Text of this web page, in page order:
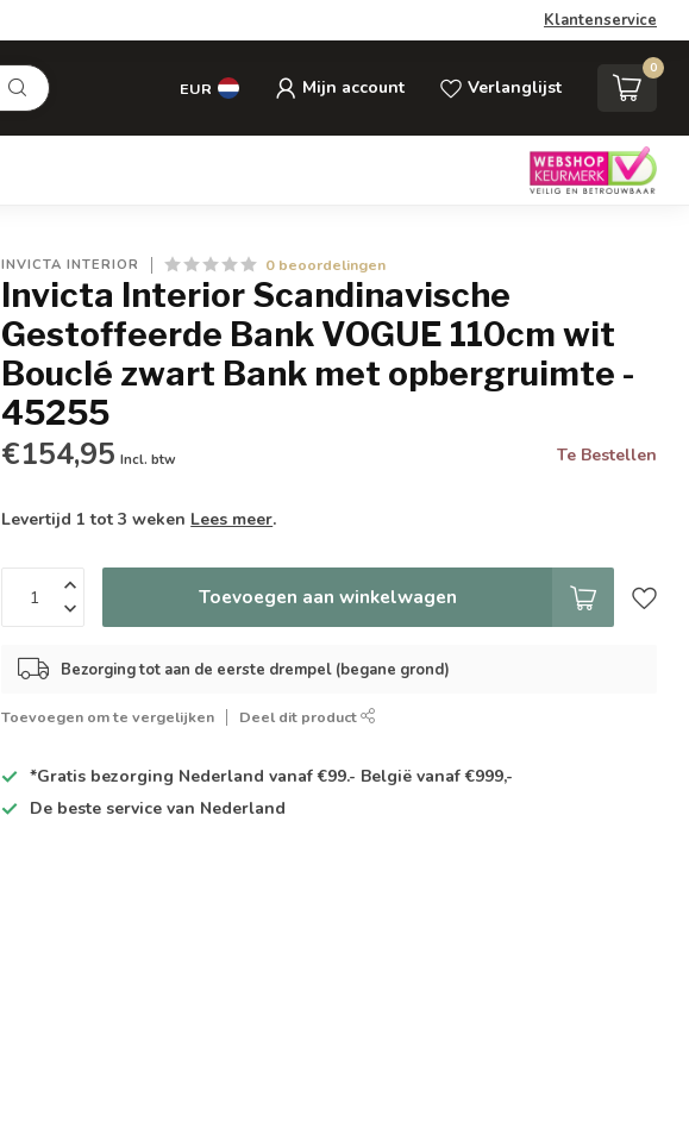
Klantenservice
EUR Mijn account Verlanglijst
0
INVICTA INTERIOR 0 beoordelingen
Invicta Interior Scandinavische
Gestoffeerde Bank VOGUE 110cm wit
Bouclé zwart Bank met opbergruimte -
45255
€154,95 Incl. btw Te Bestellen
Levertijd 1 tot 3 weken Lees meer.
Toevoegen aan winkelwagen
Bezorging tot aan de eerste drempel (begane grond)
Toevoegen om te vergelijken Deel dit product
*Gratis bezorging Nederland vanaf €99.- België vanaf €999,-
De beste service van Nederland